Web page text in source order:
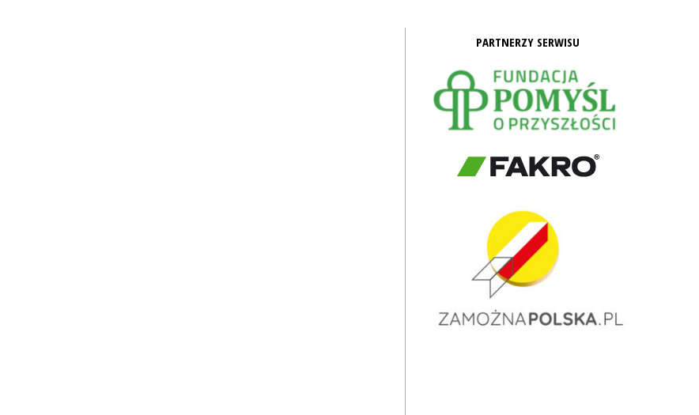
PARTNERZY SERWISU